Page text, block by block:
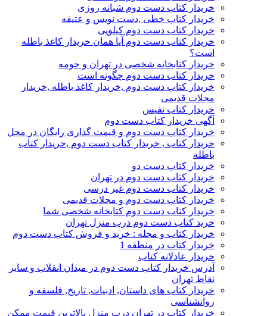
خریدار کتاب دست دوم شبانه روزی
خریدار کتاب خطی ,دست نویس و عتیقه
خریدار کتاب دست دوم کیلویی
خریدار کتاب دست دوم آیا همان خریدار کاغذ باطله
است؟
خریدار کتابخانه شخصی در تهران و حومه
خریدار کتاب دست دوم چگونه است
خریدار کتاب دست دوم ,خریدار کاغذ باطله ,خریدار
مجلات قدیمی
خریدار کتاب نفیس
آگهی خریدار کتاب دست دوم
خریدار کتاب دست دوم و قیمت گذاری رایگان در محل
خریدار کتاب , خریدار کتاب دست دوم ,خریدار کتاب
باطله
خریدار کتاب دست دو
خریدار کتاب دست دوم در تهران
خریدار کتاب دست دوم غیر درسی
خریدار کتاب دست دوم و مجلات قدیمی
خریدار کتاب دست دوم کتابخانه شخصی شما
خرید کتاب دست دوم درب منزل تهران
خریدار کتاب و مجله : خرید و فروش کتاب دست دوم
خریدار کتاب در منطقه 1
خریدار عادلانه کتاب
آدرس خریدار کتاب دست دوم در میدان انقلاب و سایر
نقاط تهران
خریدار کتاب های داستان, ادبیات, تاریخ, فلسفه و
روانشناسی
خریدار کتاب در تهران درب منزل بالاترین قیمت ممکن